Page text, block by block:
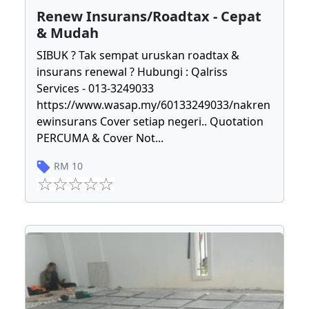
Renew Insurans/Roadtax - Cepat
& Mudah
SIBUK ? Tak sempat uruskan roadtax &
insurans renewal ? Hubungi : Qalriss
Services - 013-3249033
https://www.wasap.my/60133249033/nakren
ewinsurans Cover setiap negeri.. Quotation
PERCUMA & Cover Not...
RM 10